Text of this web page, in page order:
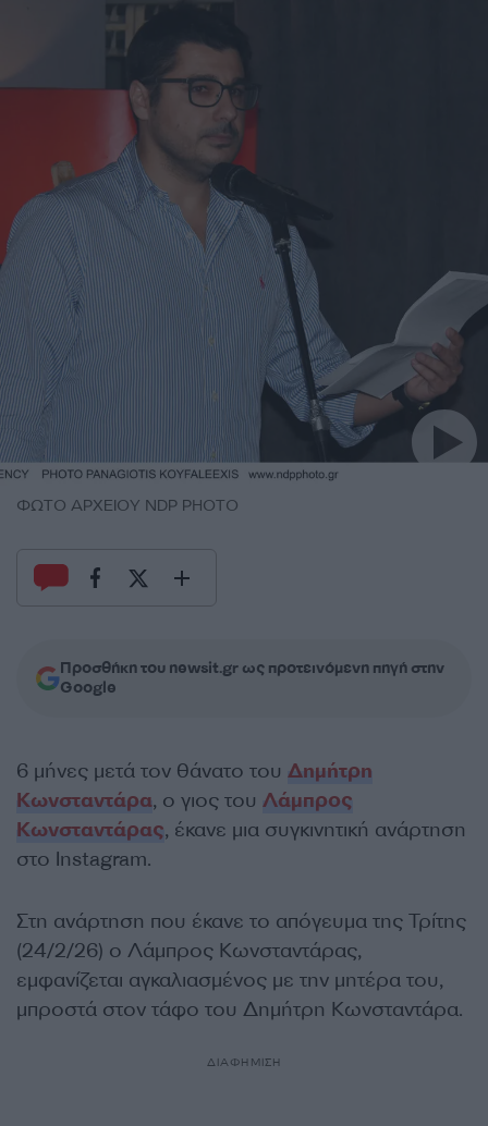
ΦΩΤΟ ΑΡΧΕΙΟΥ NDP PHOTO
Προσθήκη του newsit.gr ως προτεινόμενη πηγή στην
Google
6 μήνες μετά τον θάνατο του Δημήτρη
Κωνσταντάρα, ο γιος του Λάμπρος
Κωνσταντάρας, έκανε μια συγκινητική ανάρτηση
στο Instagram.
Στη ανάρτηση που έκανε το απόγευμα της Τρίτης
(24/2/26) ο Λάμπρος Κωνσταντάρας,
εμφανίζεται αγκαλιασμένος με την μητέρα του,
μπροστά στον τάφο του Δημήτρη Κωνσταντάρα.
ΔΙΑΦΗΜΙΣΗ